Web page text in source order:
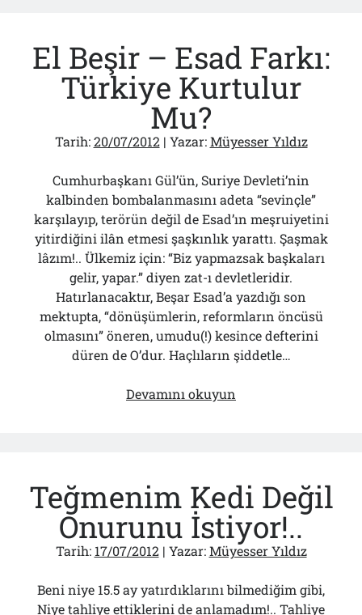
El Beşir – Esad Farkı:
Türkiye Kurtulur
Mu?
Tarih:20/07/2012| Yazar:Müyesser Yıldız
Cumhurbaşkanı Gül’ün, Suriye Devleti’nin
kalbinden bombalanmasını adeta “sevinçle”
karşılayıp, terörün değil de Esad’ın meşruiyetini
yitirdiğini ilân etmesi şaşkınlık yarattı. Şaşmak
lâzım!.. Ülkemiz için: “Biz yapmazsak başkaları
gelir, yapar.” diyen zat-ı devletleridir.
Hatırlanacaktır, Beşar Esad’a yazdığı son
mektupta, “dönüşümlerin, reformların öncüsü
olmasını” öneren, umudu(!) kesince defterini
düren de O’dur. Haçlıların şiddetle…
Devamını okuyun
Türkiye
Kurtulur
Mu?
Teğmenim Kedi Değil
Onurunu İstiyor!..
Tarih: 17/07/2012| Yazar:Müyesser Yıldız
Beni niye 15.5 ay yatırdıklarını bilmediğim gibi,
Niye tahliye ettiklerini de anlamadım!.. Tahliye